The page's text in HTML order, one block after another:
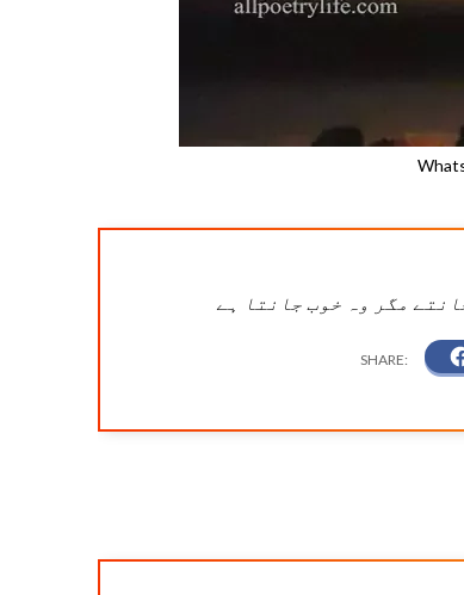
مگر وہ خوب جانتا ہے